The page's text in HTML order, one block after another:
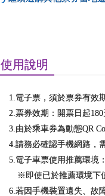
使用說明
1.電子票，須於票券有效
2.票券效期：開票日起180
3.由於乘車券為動態QR
4.請務必確認手機網路，
5.電子車票使用推薦環境
※即使已於推薦環境下
6.若因手機裝置遺失、故